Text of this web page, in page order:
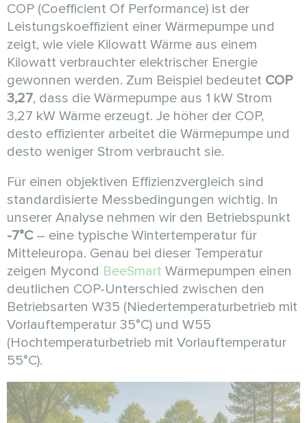
COP (Coefficient Of Performance) ist der
Leistungskoeffizient einer Wärmepumpe und
zeigt, wie viele Kilowatt Wärme aus einem
Kilowatt verbrauchter elektrischer Energie
gewonnen werden. Zum Beispiel bedeutet COP
3,27, dass die Wärmepumpe aus 1 kW Strom
3,27 kW Wärme erzeugt. Je höher der COP,
desto effizienter arbeitet die Wärmepumpe und
desto weniger Strom verbraucht sie.
Für einen objektiven Effizienzvergleich sind
standardisierte Messbedingungen wichtig. In
unserer Analyse nehmen wir den Betriebspunkt
-7°C– eine typische Wintertemperatur für
Mitteleuropa. Genau bei dieser Temperatur
zeigen Mycond BeeSmart Wärmepumpen einen
deutlichen COP-Unterschied zwischen den
Betriebsarten W35 (Niedertemperaturbetrieb mit
Vorlauftemperatur 35°C) und W55
(Hochtemperaturbetrieb mit Vorlauftemperatur
55°C).